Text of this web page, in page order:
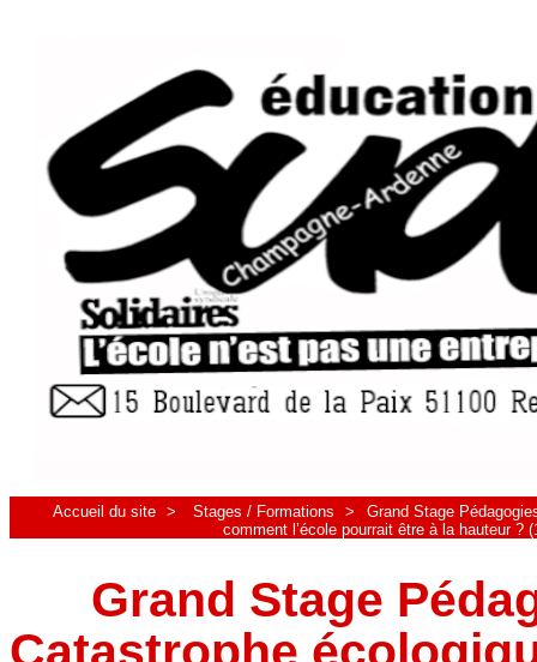
Accueil du site > Stages / Formations >
Grand Stage
comment l’école pourrait être à la hauteur ?
Grand Stage